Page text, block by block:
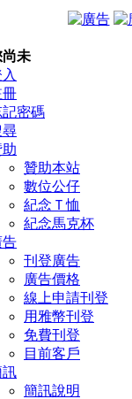
尚未
冊
記密碼
尋
贊助本站
數位公仔
紀念Ｔ恤
紀念馬克杯
告
刊登廣告
廣告價格
線上申請刊登
用雅幣刊登
免費刊登
目前客戶
訊
簡訊說明